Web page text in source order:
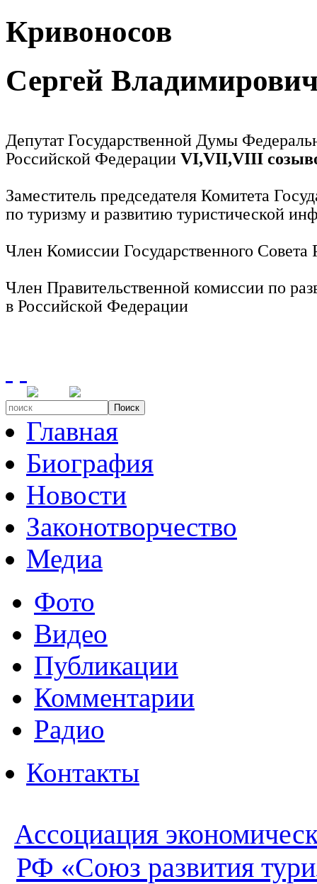
Кривоносов
Сергей
Депутат Государственной Думы
Российской Федерации VI,VII,VIII
Заместитель председателя Комитета
по туризму и развитию туристической
Член Комиссии Государственного
Член Правительственной комиссии по
в Российской Федерации
Поиск
Главная
Биография
Новости
Законотворчество
Медиа
Фото
Видео
Публикации
Комментарии
Радио
Контакты
Ассоциация
РФ «Союз развития